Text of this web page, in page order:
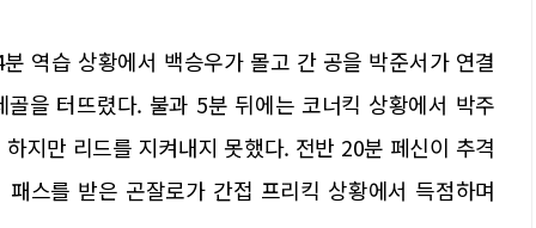
역습 상황에서 백승우가 몰고 간 공을 박준서가 연결
을 터뜨렸다. 불과 5분 뒤에는 코너킥 상황에서 박주
지만 리드를 지켜내지 못했다. 전반 20분 페신이 추격
스를 받은 곤잘로가 간접 프리킥 상황에서 득점하며